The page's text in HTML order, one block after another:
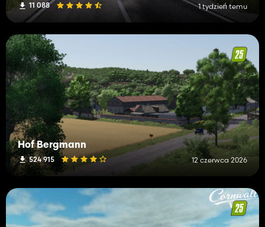
11 088 1 tydzień temu
Hof Bergmann
524 915 12 czerwca 2026